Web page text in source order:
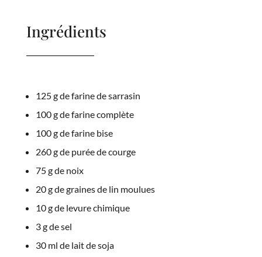
Ingrédients
125 g de farine de sarrasin
100 g de farine complète
100 g de farine bise
260 g de purée de courge
75 g de noix
20 g de graines de lin moulues
10 g de levure chimique
3 g de sel
30 ml de lait de soja